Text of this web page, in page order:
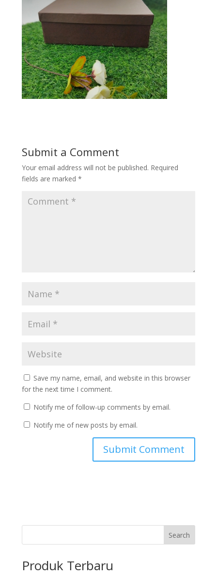
Submit a Comment
Your email address will not be published. Required
fields are marked *
Save my name, email, and website in this browser
for the next time I comment.
Notify me of follow-up comments by email.
Notify me of new posts by email.
Search
Produk Terbaru